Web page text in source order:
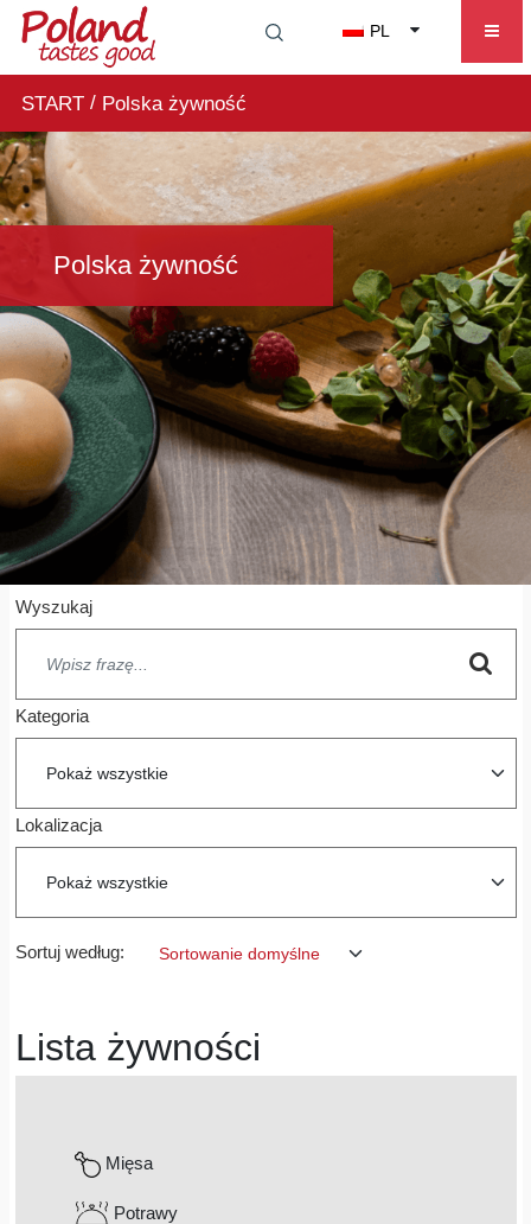
PL
START/ Polska żywność
Polska żywność
Wyszukaj
Kategoria
Lokalizacja
Sortuj według:
Lista żywności
Mięsa
Potrawy